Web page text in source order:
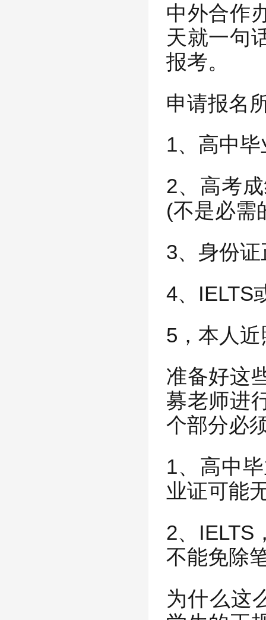
中外合作
天就一句
报考。
申请报名
1、高中
2、高考
(不是必需
3、身份
4、IELTS
5，本人
准备好这
募老师进
个部分必
1、高中
业证可能
2、IELTS
不能免除
为什么这